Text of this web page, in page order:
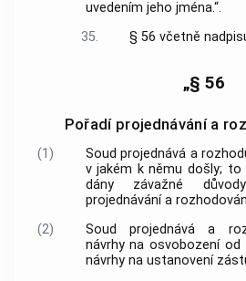
uvedením jeho jména.“.
35.
§ 56 včetně
„§ 56
Pořadí projednávání a
(1)
Soud projednává a
v jakém k němu došly; to
dány závažné
projednávání a
(2)
Soud projednává a
návrhy na osvobození
návrhy na ustanovení